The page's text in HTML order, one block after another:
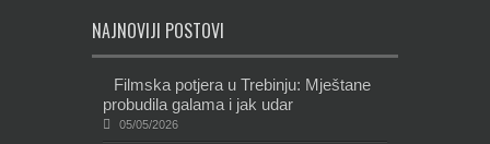
NAJNOVIJI POSTOVI
Filmska potjera u Trebinju: Mještane
probudila galama i jak udar
05/05/2026